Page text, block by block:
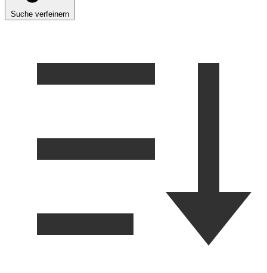
Suche verfeinern